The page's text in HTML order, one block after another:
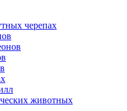
черепах
животных